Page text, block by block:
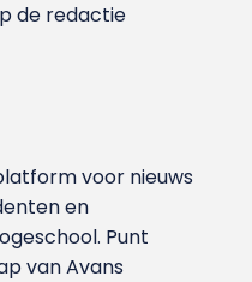
de redactie
voor nieuws
en
Punt
van Avans